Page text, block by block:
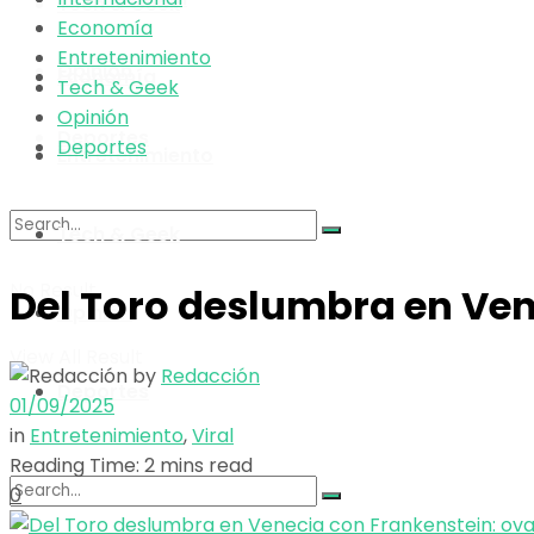
Opinión
Deportes
No Result
View All Result
Economía
Entretenimiento
Tech & Geek
Opinión
Deportes
Economía
Entretenimiento
Tech & Geek
Opinión
Deportes
Del Toro deslumbra en
by Redacción
01/09/2025
in Entretenimiento,Viral
Reading Time: 2 mins read
0